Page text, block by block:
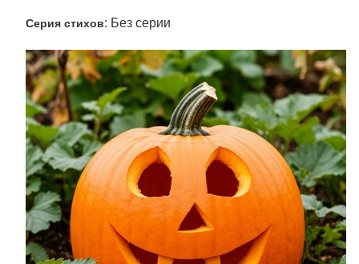
Серия стихов: Без серии